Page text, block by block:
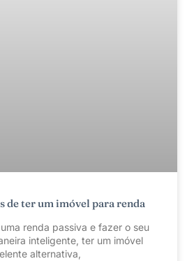
de ter um imóvel para renda
renda passiva e fazer o seu
inteligente, ter um imóvel
alternativa,